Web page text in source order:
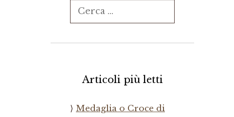
Ricerca
per:
Articoli più letti
Medaglia o Croce di